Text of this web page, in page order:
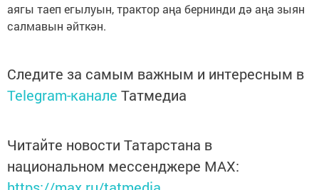
аягы таеп егылуын, трактор аңа бернинди дә аңа зыян
салмавын әйткән.
Следите за самым важным и интересным в
Telegram-канале Татмедиа
Читайте новости Татарстана в
национальном мессенджере MАХ: